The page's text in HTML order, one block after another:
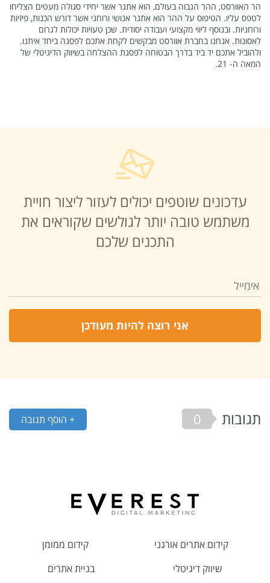
הר האוורסט, ההר הגבוה בעולם, הוא אתגר אשר יחידי סגולה מעטים הצליחו
לטפס עליו. הטיפוס על ההר הוא אתגר אנושי ורוחני אשר דורש הכנות, פיזיות
ורוחניות. ובנוסף ליווי מקצועי ועבודה יסודית. שכן טעויות יכולות לגרום
לאסונות. אנחנו בחברת אוורסט מבקשים לקחת אתכם לפסגה ביחד איתנו.
ולהוביל אתכם יד ביד בדרך הבטוחה לפסגת ההצלחה בשיווק הדיגיטלי של
המאה ה- 21.
עדכונים שוטפים יכולים לעזור ליצור חויית
משתמש טובה יותר לגולשים שקוראים את
התכנים שלכם
תגובות 0 + הוסף תגובה
קידום אתרים אורגני
קידום ממומן
שיווק דיגיטלי
בניית אתרים